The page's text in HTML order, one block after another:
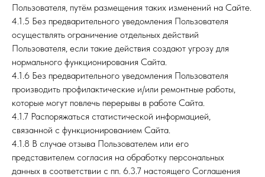
Пользователя, путём размещения таких изменений на Сайте.
4.1.5 Без предварительного уведомления Пользователя
осуществлять ограничение отдельных действий
Пользователя, если такие действия создают угрозу для
нормального функционирования Сайта.
4.1.6 Без предварительного уведомления Пользователя
производить профилактические и/или ремонтные работы,
которые могут повлечь перерывы в работе Сайта.
4.1.7 Распоряжаться статистической информацией,
связанной с функционированием Сайта.
4.1.8 В случае отзыва Пользователем или его
представителем согласия на обработку персональных
данных в соответствии с пп. 6.3.7 настоящего Соглашения